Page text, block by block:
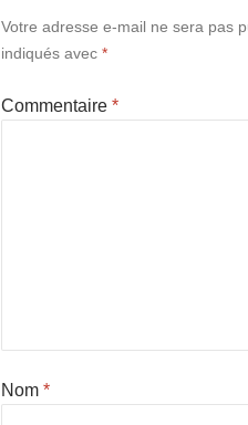
Votre adresse e-mail ne sera pas
indiqués avec *
Commentaire *
Nom *